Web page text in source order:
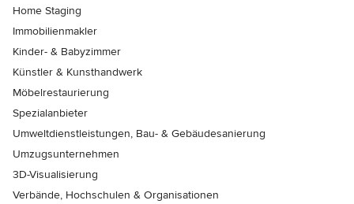
Home Staging
Immobilienmakler
Kinder- & Babyzimmer
Künstler & Kunsthandwerk
Möbelrestaurierung
Spezialanbieter
Umweltdienstleistungen, Bau- & Gebäudesanierung
Umzugsunternehmen
3D-Visualisierung
Verbände, Hochschulen & Organisationen